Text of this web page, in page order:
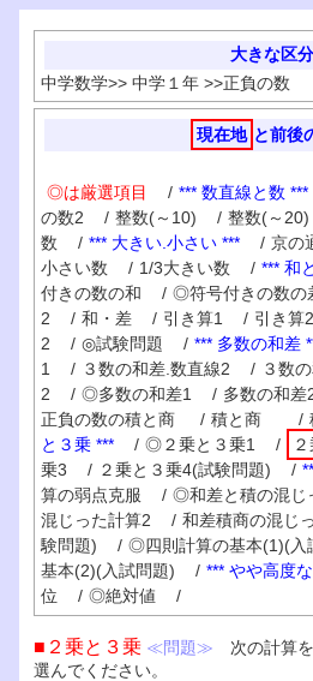
大きな区分
中学数学>> 中学１年 >>正負の数
現在地 と前後
◎は厳選項目 / *** 数直線と数 ***
の数2
/ 整数(～10) / 整数(～20)
数
/ *** 大きい.小さい *** / 京の
小さい数
/ 1/3大きい数 / *** 和
付きの数の和
/ ◎符号付きの数の
2
/ 和・差 / 引き算1 / 引き算2
2
/ ◎試験問題 / *** 多数の和差
1
/ ３数の和差.数直線2 / ３数
2
/ ◎多数の和差1 / 多数の和差
正負の数の積と商
/ 積と商 /
と３乗 ***
/ ◎２乗と３乗1 /
乗3
/ ２乗と３乗4(試験問題) /
算の弱点克服
/ ◎和差と積の混じ
混じった計算2
/ 和差積商の混じ
験問題)
/ ◎四則計算の基本(1)(入
基本(2)(入試問題)
/ *** やや高度
位
/ ◎絶対値 /
■２乗と３乗 ≪問題≫ 次の計算
選んでください。